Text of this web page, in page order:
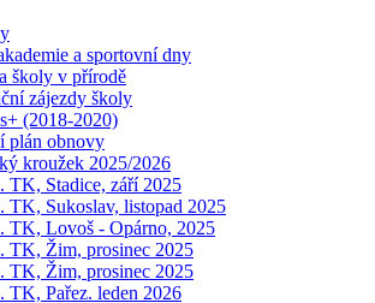
a sportovní dny
školy v přírodě
zájezdy školy
(2018-2020)
plán obnovy
kroužek 2025/2026
TK, Stadice, září 2025
TK, Sukoslav, listopad 2025
TK, Lovoš - Opárno, 2025
TK, Žim, prosinec 2025
TK, Žim, prosinec 2025
TK, Pařez. leden 2026